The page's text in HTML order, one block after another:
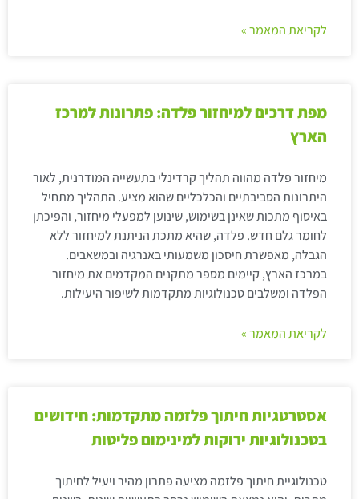
לקריאת המאמר »
מפת דרכים למיחזור פלדה: פתרונות למרכז
הארץ
מיחזור פלדה מהווה תהליך קרדינלי בתעשייה המודרנית, לאור
היתרונות הסביבתיים והכלכליים שהוא מציע. התהליך מתחיל
באיסוף מתכות שאינן בשימוש, שינוען למפעלי מיחזור, והפיכתן
לחומר גלם חדש. פלדה, שהיא מתכת הניתנת למיחזור ללא
הגבלה, מאפשרת חיסכון משמעותי באנרגיה ובמשאבים.
במרכז הארץ, קיימים מספר מתקנים המקדמים את מיחזור
הפלדה ומשלבים טכנולוגיות מתקדמות לשיפור היעילות.
לקריאת המאמר »
אסטרטגיות חיתוך פלזמה מתקדמות: חידושים
בטכנולוגיות ירוקות למינימום פליטות
טכנולוגיית חיתוך פלזמה מציעה פתרון מהיר ויעיל לחיתוך